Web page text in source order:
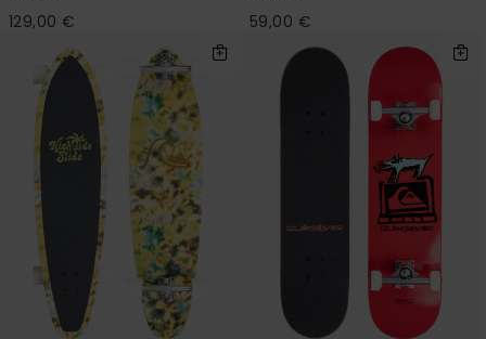
129,00 € 59,00 €